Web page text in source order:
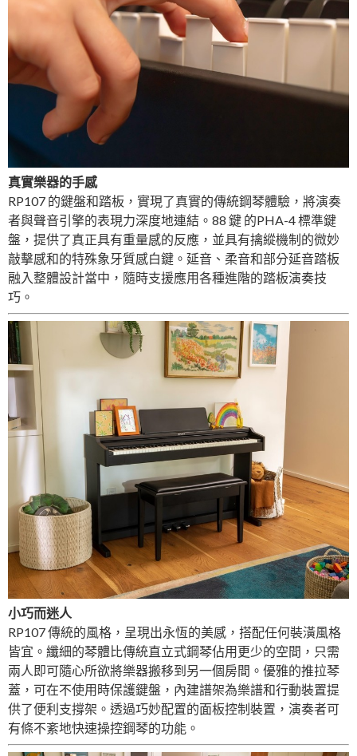
真實樂器的手感
RP107 的鍵盤和踏板，實現了真實的傳統鋼琴體驗，將演奏
者與聲音引擎的表現力深度地連結。88 鍵 的PHA-4 標準鍵
盤，提供了真正具有重量感的反應，並具有擒縱機制的微妙
敲擊感和的特殊象牙質感白鍵。延音、柔音和部分延音踏板
融入整體設計當中，隨時支援應用各種進階的踏板演奏技
巧。
小巧而迷人
RP107 傳統的風格，呈現出永恆的美感，搭配任何裝潢風格
皆宜。纖細的琴體比傳統直立式鋼琴佔用更少的空間，只需
兩人即可隨心所欲將樂器搬移到另一個房間。優雅的推拉琴
蓋，可在不使用時保護鍵盤，內建譜架為樂譜和行動裝置提
供了便利支撐架。透過巧妙配置的面板控制裝置，演奏者可
有條不紊地快速操控鋼琴的功能。